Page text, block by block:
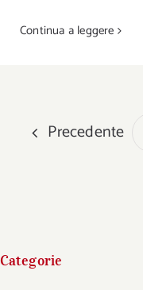
Continua a leggere
Precedente
Categorie